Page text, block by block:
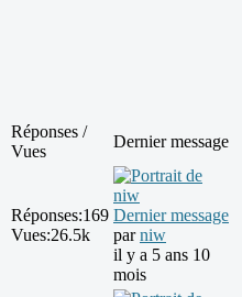
Réponses /
Vues
Dernier message
Réponses:169
Vues:26.5k
Dernier message
parniw
il y a 5 ans 10
mois